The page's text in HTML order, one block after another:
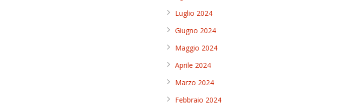
Luglio 2024
Giugno 2024
Maggio 2024
Aprile 2024
Marzo 2024
Febbraio 2024